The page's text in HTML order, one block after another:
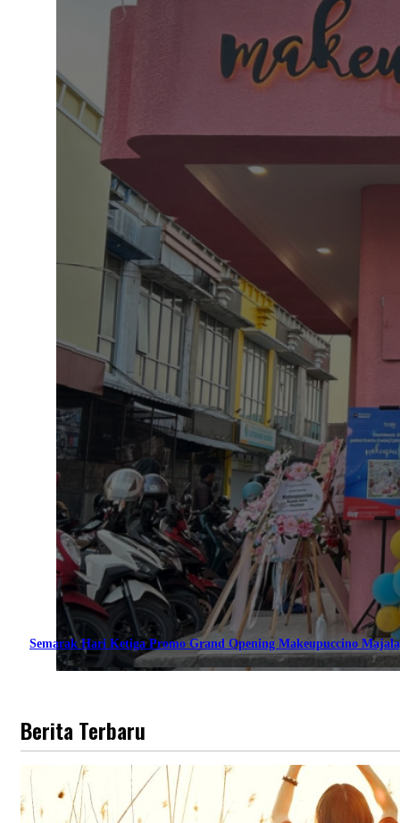
Semarak Hari Ketiga Promo Grand Opening Makeupuccino
Berita Terbaru